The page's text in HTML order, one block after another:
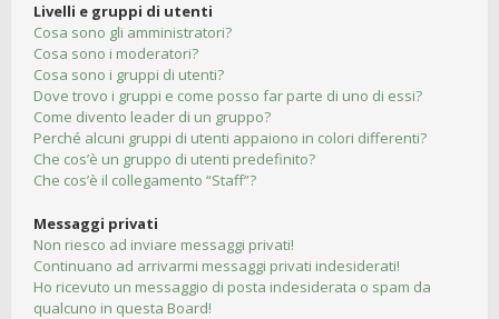
Livelli e gruppi di utenti
Cosa sono gli amministratori?
Cosa sono i moderatori?
Cosa sono i gruppi di utenti?
Dove trovo i gruppi e come posso far parte di uno di essi?
Come divento leader di un gruppo?
Perché alcuni gruppi di utenti appaiono in colori differenti?
Che cos’è un gruppo di utenti predefinito?
Che cos’è il collegamento “Staff”?
Messaggi privati
Non riesco ad inviare messaggi privati!
Continuano ad arrivarmi messaggi privati indesiderati!
Ho ricevuto un messaggio di posta indesiderata o spam da
qualcuno in questa Board!